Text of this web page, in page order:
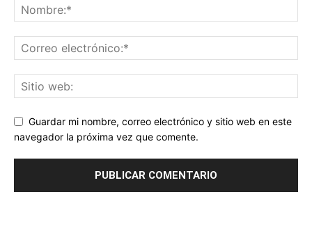
Guardar mi nombre, correo electrónico y sitio web en este
navegador la próxima vez que comente.